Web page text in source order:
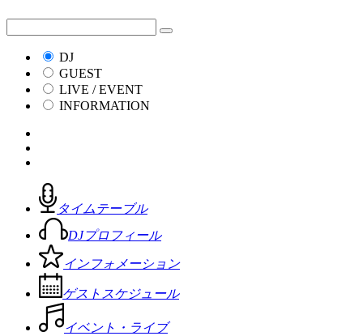
DJ
GUEST
LIVE / EVENT
INFORMATION
タイムテーブル
DJプロフィール
インフォメーション
ゲストスケジュール
イベント・ライブ